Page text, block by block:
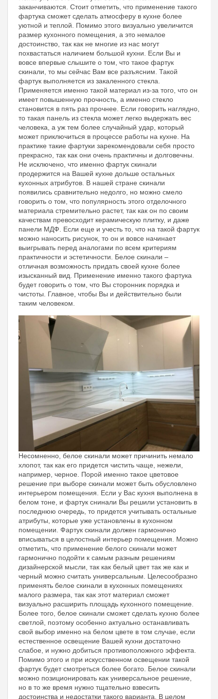
заканчиваются. Стоит отметить, что применение такого
фартука сможет сделать атмосферу в кухне более
уютной и теплой. Помимо этого визуально увеличится
размер кухонного помещения, а это немалое
достоинство, так как не многие из нас могут
похвастаться наличием большой кухни. Если Вы и
вовсе впервые слышите о том, что такое фартук
скинали, то мы сейчас Вам все разъясним. Такой
фартук выполняется из закаленного стекла.
Применяется именно такой материал из-за того, что он
имеет повышенную прочность, а именно стекло
становится в пять раз прочнее. Если говорить наглядно,
то такая панель из стекла может легко выдержать вес
человека, а уж тем более случайный удар, который
может приключиться в процессе работы на кухне. На
практике такие фартуки зарекомендовали себя просто
прекрасно, так как они очень практичны и долговечны.
Не исключено, что именно фартук скинали
продержится на Вашей кухне дольше остальных
кухонных атрибутов. В нашей стране скинали
появились сравнительно недолго, но можно смело
говорить о том, что популярность этого отделочного
материала стремительно растет, так как он по своим
качествам превосходит керамическую плитку, и даже
панели МДФ. Если еще и учесть то, что на такой фартук
можно наносить рисунок, то он и вовсе начинает
выигрывать перед аналогами по всем критериям
практичности и эстетичности. Белое скинали –
отличная возможность придать своей кухне более
изысканный вид. Применение именно такого фартука
будет говорить о том, что Вы сторонник порядка и
чистоты. Главное, чтобы Вы и действительно были
таким человеком.
Несомненно, белое скинали может причинить немало
хлопот, так как его придется чистить чаще, нежели,
например, черное. Порой именно такое цветовое
решение при выборе скинали может быть обусловлено
интерьером помещения. Если у Вас кухня выполнена в
белом тоне, и фартук снинали Вы решили установить в
последнюю очередь, то придется учитывать остальные
атрибуты, которые уже установлены в кухонном
помещении. Фартук скинали должен гармонично
вписываться в целостный интерьер помещения. Можно
отметить, что применение белого скинали может
гармонично подойти к самым разным решениям
дизайнерской мысли, так как белый цвет так же как и
черный можно считать универсальным. Целесообразно
применять белое скинали в кухонных помещениях
малого размера, так как этот материал сможет
визуально расширить площадь кухонного помещение.
Более того, белое скинали сможет сделать кухню более
светлой, поэтому особенно актуально останавливать
свой выбор именно на белом цвете в том случае, если
естественное освещение Вашей кухни достаточно
слабое, и нужно добиться противоположного эффекта.
Помимо этого и при искусственном освещении такой
фартук будет смотреться более богато. Белое скинали
можно позиционировать как универсальное решение,
но в то же время нужно тщательно взвесить
достоинства и недостатки такого варианта. В целом